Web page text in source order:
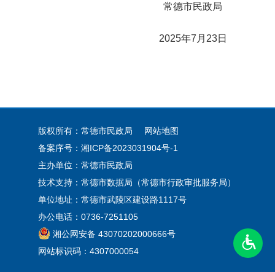
常德市民政局
2025年7月23日
版权所有：常德市民政局
网站地图
备案序号： 湘ICP备2023031904号-1
主办单位：常德市民政局
技术支持：常德市数据局（常德市行政审批服务局）
单位地址：常德市武陵区建设路1117号
办公电话：0736-7251105
湘公网安备 43070202000666号
网站标识码：4307000054